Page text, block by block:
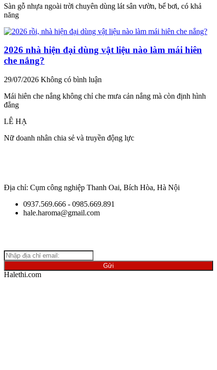
Sàn gỗ nhựa ngoài trời chuyên dùng lát sân vườn, bể bơi, có khả
năng
2026 nhà hiện đại dùng vật liệu nào làm mái hiên
che nắng?
29/07/2026 Không có bình luận
Mái hiên che nắng không chỉ che mưa cản nắng mà còn định hình
đẳng
LÊ HẠ
Nữ doanh nhân chia sẻ và truyền động lực
Địa chỉ: Cụm công nghiệp Thanh Oai, Bích Hòa, Hà Nội
0937.569.666 - 0985.669.891
hale.haroma@gmail.com
Halethi.com